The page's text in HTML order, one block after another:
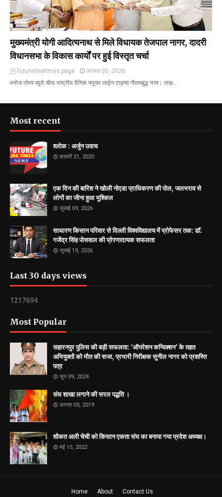
मुख्यमंत्री योगी आदित्यनाथ से मिले विधायक तेजपाल नागर, दादरी
विधानसभा के विकास कार्यों पर हुई विस्तृत चर्चा
Futurelinetimes.page
अगस्त 05, 2026
मनोज तोमर ब्यूरो चीफ राष्ट्रीय दैनिक फ्यूचर लाईन टाइम्स गौतमबुद्ध नगर। लख…
Most recent
श्लोक : अर्जुन उवाच
फ़रवरी 21, 2020
एक दिन की बारिश ने खोली नोएडा प्राधिकरण की पोल, जलभराव से
लोगों का जीना हुआ मुश्किल
जुलाई 09, 2026
साधारण किसान परिवार से दिल्ली विश्वविद्यालय में प्रोफेसर तक: डॉ.
गजेंद्र सिंह पोसवाल की प्रेरणादायक सफलता
जुलाई 19, 2026
Last 30 days views
1 21 7694
Most Popular
सहारनपुर पुलिस की बड़ी सफलता: 'ऑपरेशन कन्विक्शन' के तहत
अभियुक्तों को मौत की सजा, प्रभारी निरीक्षक सुनील नागर को प्रशस्ति
पत्र
जून 09, 2024
संघ शाखा लगाने की सरल पद्धति ।
अगस्त 03, 2019
शौकत अली चेची को किसान एकता संघ का बनाया गया प्रदेश अध्यक्ष।
मई 15, 2022
Home About Contact Us